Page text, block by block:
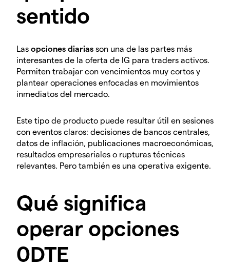
sentido
Las opciones diarias son una de las partes más
interesantes de la oferta de IG para traders activos.
Permiten trabajar con vencimientos muy cortos y
plantear operaciones enfocadas en movimientos
inmediatos del mercado.
Este tipo de producto puede resultar útil en sesiones
con eventos claros: decisiones de bancos centrales,
datos de inflación, publicaciones macroeconómicas,
resultados empresariales o rupturas técnicas
relevantes. Pero también es una operativa exigente.
Qué significa
operar opciones
0DTE